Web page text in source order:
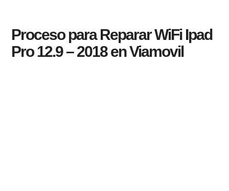
Proceso para Reparar WiFi Ipad
Pro 12.9 – 2018 en Viamovil